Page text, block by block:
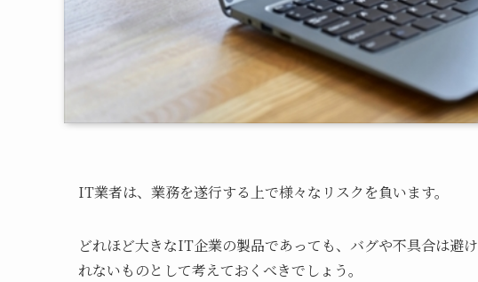
IT業者は、業務を遂行する上で様々なリスクを負います。
どれほど大きなIT企業の製品であっても、バグや不具合は避
れないものとして考えておくべきでしょう。